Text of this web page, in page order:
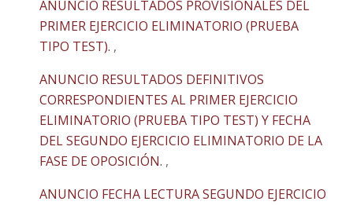
ANUNCIO RESULTADOS PROVISIONALES DEL
PRIMER EJERCICIO ELIMINATORIO (PRUEBA
TIPO TEST). ,
ANUNCIO RESULTADOS DEFINITIVOS
CORRESPONDIENTES AL PRIMER EJERCICIO
ELIMINATORIO (PRUEBA TIPO TEST) Y FECHA
DEL SEGUNDO EJERCICIO ELIMINATORIO DE LA
FASE DE OPOSICIÓN. ,
ANUNCIO FECHA LECTURA SEGUNDO EJERCICIO